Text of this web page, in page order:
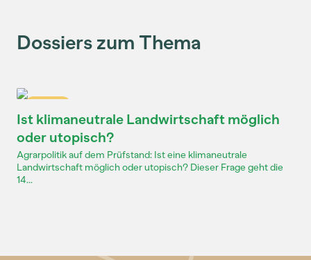
Dossiers zum Thema
Ist klimaneutrale Landwirtschaft möglich
oder utopisch?
Agrarpolitik auf dem Prüfstand: Ist eine klimaneutrale
Landwirtschaft möglich oder utopisch? Dieser Frage geht die
14...